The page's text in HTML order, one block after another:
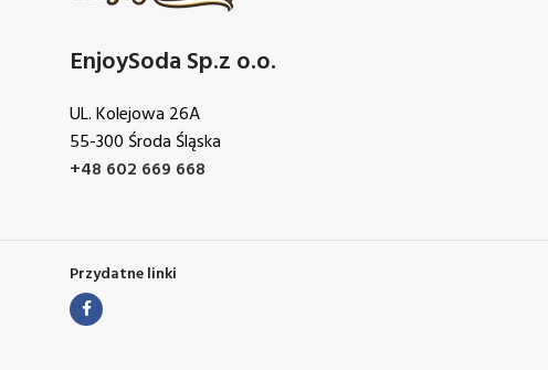
EnjoySoda Sp.z o.o.
UL. Kolejowa 26A
55-300 Środa Śląska
+48 602 669 668
Przydatne linki